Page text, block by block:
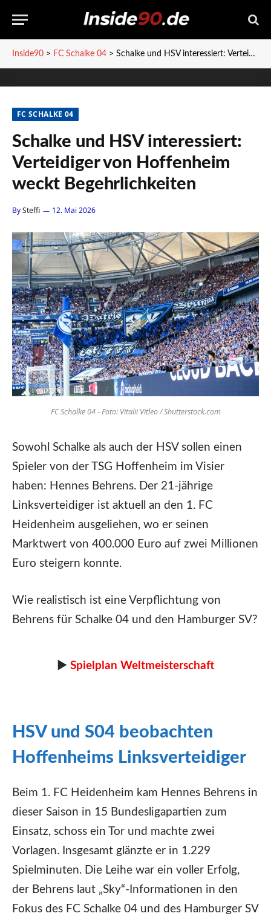
Inside90 > FC Schalke 04 > Schalke und HSV interessiert: Verteidiger von Hoffenheim weckt Begehrlichkeiten
FC SCHALKE 04
Schalke und HSV interessiert:
Verteidiger von Hoffenheim
weckt Begehrlichkeiten
BySteffi 12. Mai 2026
FC Schalke 04 - Foto: Vitalii Vitleo / Shutterstock.com
Sowohl Schalke als auch der HSV sollen einen
Spieler von der TSG Hoffenheim im Visier
haben: Hennes Behrens. Der 21-jährige
Linksverteidiger ist aktuell an den 1. FC
Heidenheim ausgeliehen, wo er seinen
Marktwert von 400.000 Euro auf zwei Millionen
Euro steigern konnte.
Wie realistisch ist eine Verpflichtung von
Behrens für Schalke 04 und den Hamburger SV?
► Spielplan Weltmeisterschaft
HSV und S04 beobachten
Hoffenheims Linksverteidiger
Beim 1. FC Heidenheim kam Hennes Behrens in
dieser Saison in 15 Bundesligapartien zum
Einsatz, schoss ein Tor und machte zwei
Vorlagen. Insgesamt glänzte er in 1.229
Spielminuten. Die Leihe war ein voller Erfolg,
der Behrens laut „Sky“-Informationen in den
Fokus des FC Schalke 04 und des Hamburger SV